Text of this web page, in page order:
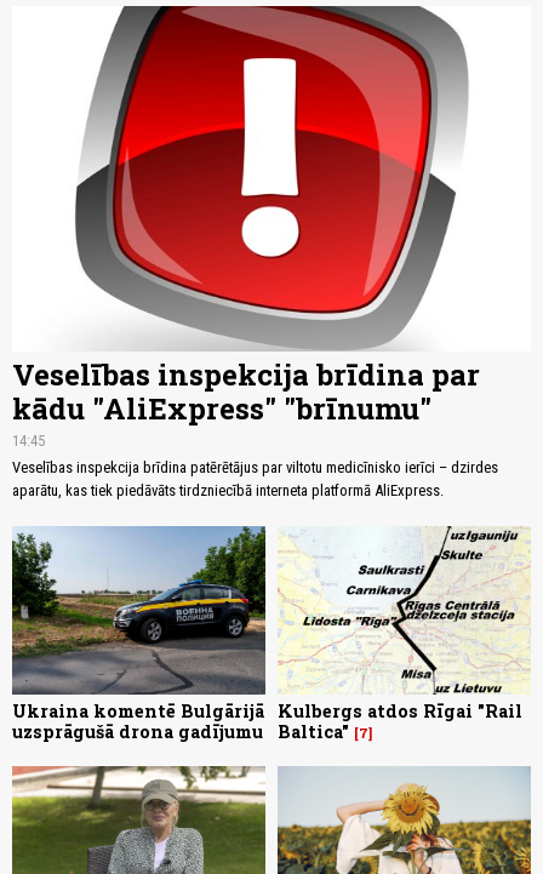
Veselības inspekcija brīdina par
kādu "AliExpress" "brīnumu"
14:45
Veselības inspekcija brīdina patērētājus par viltotu medicīnisko ierīci – dzirdes
aparātu, kas tiek piedāvāts tirdzniecībā interneta platformā AliExpress.
Ukraina komentē Bulgārijā
uzsprāgušā drona gadījumu
Kulbergs atdos Rīgai "Rail
Baltica"
7